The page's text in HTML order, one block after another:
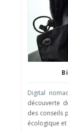
Digital
découverte
des conseils
écologique